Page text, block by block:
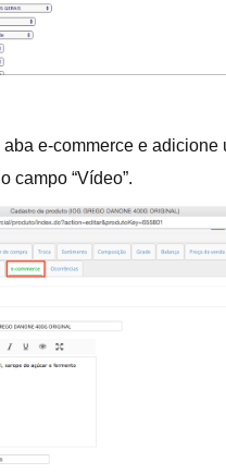
e-commerce e adicione
campo “Vídeo”.